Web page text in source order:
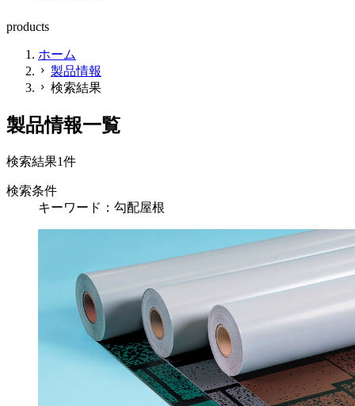
products
ホーム
chevron_right 製品情報
chevron_right 検索結果
製品情報一覧
検索結果1件
検索条件
キーワード：勾配屋根